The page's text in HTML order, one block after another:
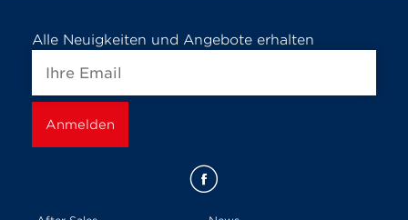
Alle Neuigkeiten und Angebote erhalten